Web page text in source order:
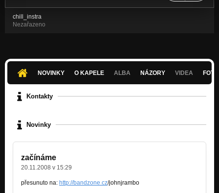
chill_instra
Nezařazeno
NOVINKY O KAPELE ALBA NÁZORY VIDEA
Kontakty
Novinky
začínáme
20.11.2008 v 15:29
přesunuto na: http://bandzone.cz/johnjrambo